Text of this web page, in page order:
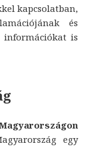
kapcsolatban,
és
információkat is
egy